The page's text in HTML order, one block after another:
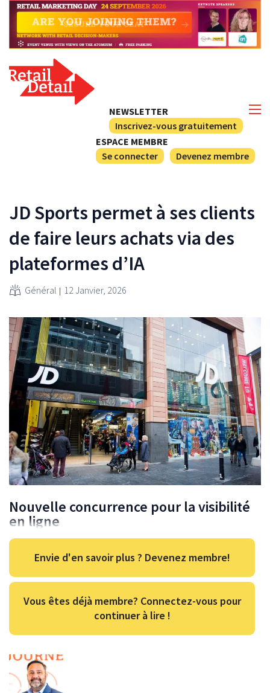
NEWSLETTER
Inscrivez-vous gratuitement
ESPACE MEMBRE
Se connecter
Devenez membre
JD Sports permet à ses clients
de faire leurs achats via des
plateformes d’IA
Général 12 Janvier, 2026
Nouvelle concurrence pour la visibilité
en ligne
Envie d'en savoir plus ? Devenez membre!
Vous êtes déjà membre? Connectez-vous pour
continuer à lire !